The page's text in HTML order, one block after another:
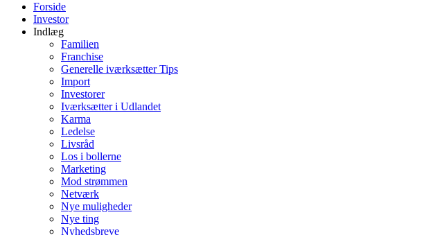
Forside
Investor
Indlæg
Familien
Franchise
Generelle iværksætter Tips
Import
Investorer
Iværksætter i Udlandet
Karma
Ledelse
Livsråd
Los i bollerne
Marketing
Mod strømmen
Netværk
Nye muligheder
Nye ting
Nyhedsbreve